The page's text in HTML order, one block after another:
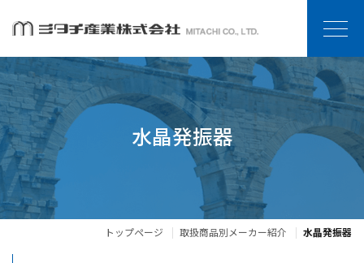
水晶発振器
トップページ 取扱商品別メーカー紹介 水晶発振器